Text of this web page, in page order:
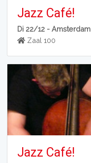
Jazz Café!
Di 22/12 -Amsterdam
Zaal 100
Jazz Café!